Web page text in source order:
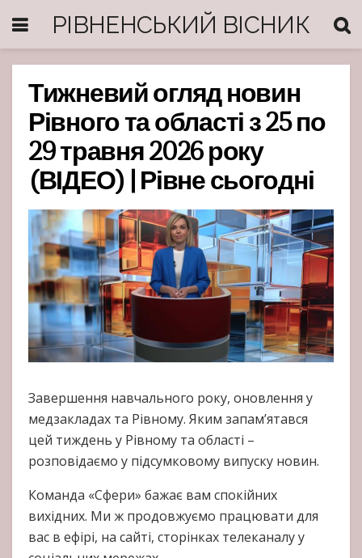
РІВНЕНСЬКИЙ ВІСНИК
Тижневий огляд новин
Рівного та області з 25 по
29 травня 2026 року
(ВІДЕО) | Рівне сьогодні
Завершення навчального року, оновлення у
медзакладах та Рівному. Яким запам’ятався
цей тиждень у Рівному та області –
розповідаємо у підсумковому випуску новин.
Команда «Сфери» бажає вам спокійних
вихідних. Ми ж продовжуємо працювати для
вас в ефірі, на сайті, сторінках телеканалу у